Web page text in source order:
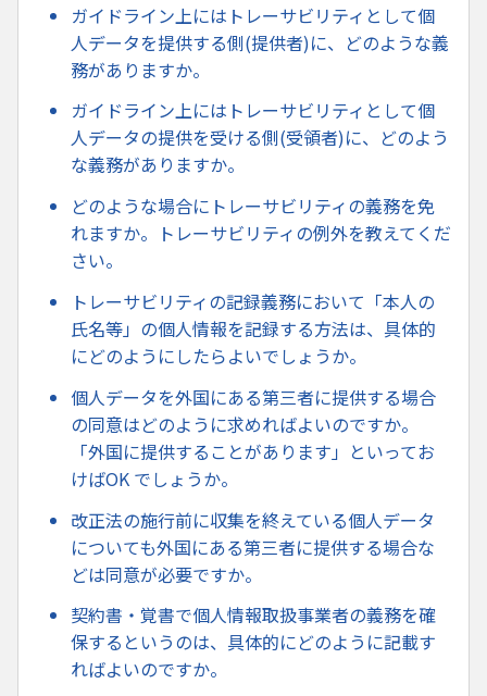
ガイドライン上にはトレーサビリティとして個
人データを提供する側(提供者)に、どのような義
務がありますか。
ガイドライン上にはトレーサビリティとして個
人データの提供を受ける側(受領者)に、どのよう
な義務がありますか。
どのような場合にトレーサビリティの義務を免
れますか。トレーサビリティの例外を教えてくだ
さい。
トレーサビリティの記録義務において「本人の
氏名等」の個人情報を記録する方法は、具体的
にどのようにしたらよいでしょうか。
個人データを外国にある第三者に提供する場合
の同意はどのように求めればよいのですか。
「外国に提供することがあります」といってお
けばOK でしょうか。
改正法の施行前に収集を終えている個人データ
についても外国にある第三者に提供する場合な
どは同意が必要ですか。
契約書・覚書で個人情報取扱事業者の義務を確
保するというのは、具体的にどのように記載す
ればよいのですか。